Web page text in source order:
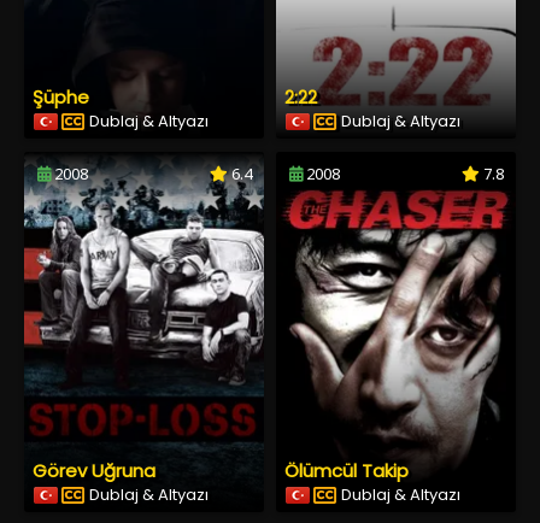
Şüphe
Dublaj & Altyazı
2:22
Dublaj & Altyazı
2008 6.4
Görev Uğruna
Dublaj & Altyazı
2008 7.8
Ölümcül Takip
Dublaj & Altyazı